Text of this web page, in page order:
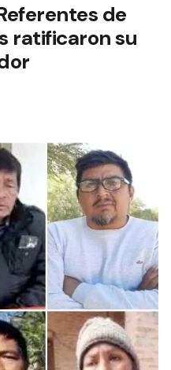
de
ratificaron su